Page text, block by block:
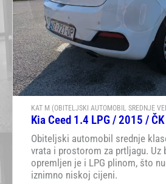
KAT M (OBITELJSKI AUTOMOBIL SREDNJE
Kia Ceed 1.4 LPG / 2015 /
Obiteljski automobil srednje
vrata i prostorom za prtljagu. Uz
opremljen je i LPG plinom, što
iznimno niskoj cijeni.